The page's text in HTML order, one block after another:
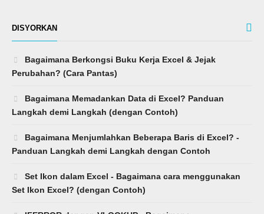
DISYORKAN
Bagaimana Berkongsi Buku Kerja Excel & Jejak
Perubahan? (Cara Pantas)
Bagaimana Memadankan Data di Excel? Panduan
Langkah demi Langkah (dengan Contoh)
Bagaimana Menjumlahkan Beberapa Baris di Excel? -
Panduan Langkah demi Langkah dengan Contoh
Set Ikon dalam Excel - Bagaimana cara menggunakan
Set Ikon Excel? (dengan Contoh)